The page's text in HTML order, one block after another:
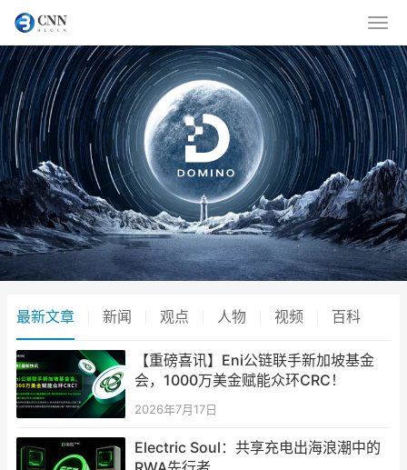
最新文章 新闻 观点 人物 视频 百科
【重磅喜讯】Eni公链联手新加坡基金
会，1000万美金赋能众环CRC！
2026年7月17日
Electric Soul：共享充电出海浪潮中的